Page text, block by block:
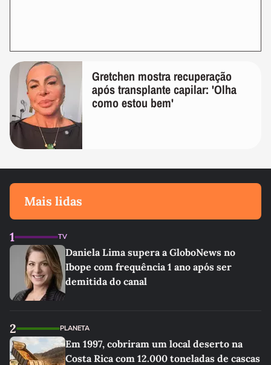
Gretchen mostra recuperação
após transplante capilar: 'Olha
como estou bem'
Mais lidas
1 TV
Daniela Lima supera a GloboNews no
Ibope com frequência 1 ano após ser
demitida do canal
2 PLANETA
Em 1997, cobriram um local deserto na
Costa Rica com 12.000 toneladas de cascas